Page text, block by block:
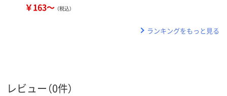
￥163～ （税込）
ランキングをもっと見る
レビュー（0件）